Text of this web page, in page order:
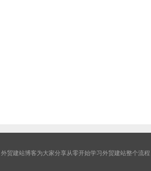
外贸建站博客为大家分享从零开始学习外贸建站整个流